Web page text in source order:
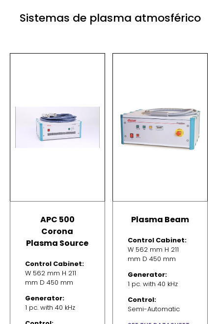
Sistemas de plasma atmosférico
APC 500
Corona
Plasma Source
Control Cabinet:
W 562 mm H 211
mm D 450 mm
Generator:
1 pc. with 40 kHz
Plasma Beam
Control Cabinet:
W 562 mm H 211
mm D 450 mm
Generator:
1 pc. with 40 kHz
Control:
Semi-Automatic